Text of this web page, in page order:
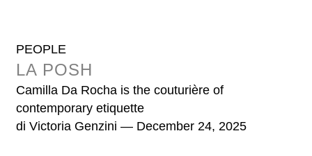
PEOPLE
LA POSH
Camilla Da Rocha is the couturière of
contemporary etiquette
di Victoria Genzini — December 24, 2025